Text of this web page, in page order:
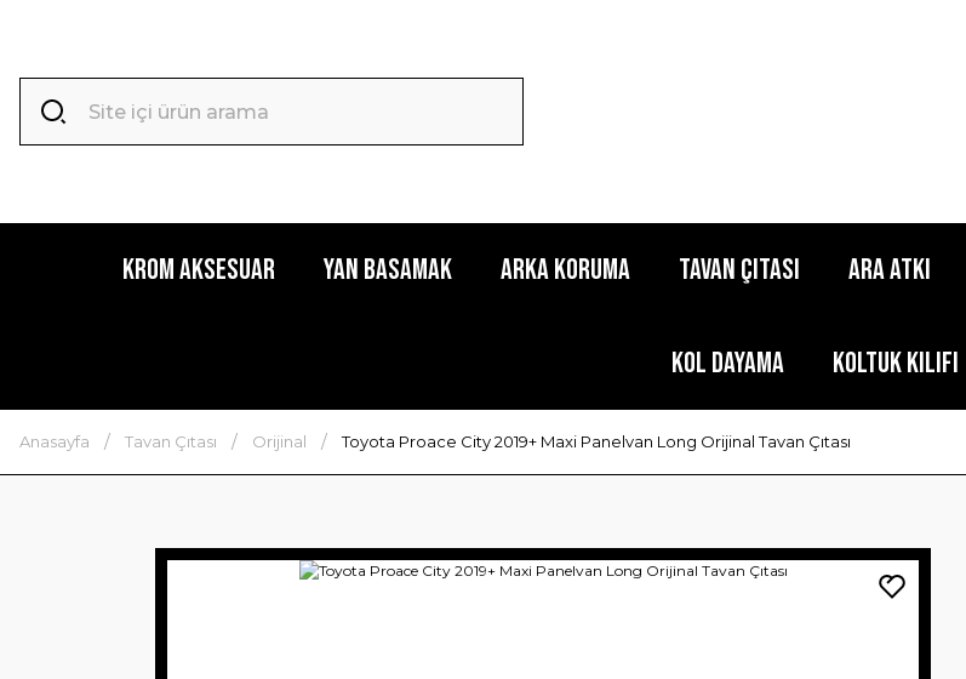
Krom Aksesuar Yan Basamak Arka Koruma Tavan Çıtası Ara Atkı
Kol Dayama Koltuk Kılıfı
Anasayfa Tavan Çıtası Orijinal Toyota Proace City 2019+ Maxi Panelvan Long Orijinal Tavan Çıtası